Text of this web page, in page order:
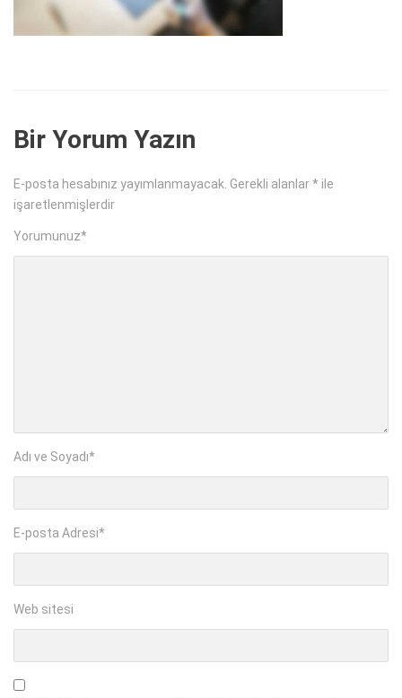
Bir Yorum Yazın
E-posta hesabınız yayımlanmayacak. Gerekli alanlar* ile
işaretlenmişlerdir
Yorumunuz*
Adı ve Soyadı*
E-posta Adresi*
Web sitesi